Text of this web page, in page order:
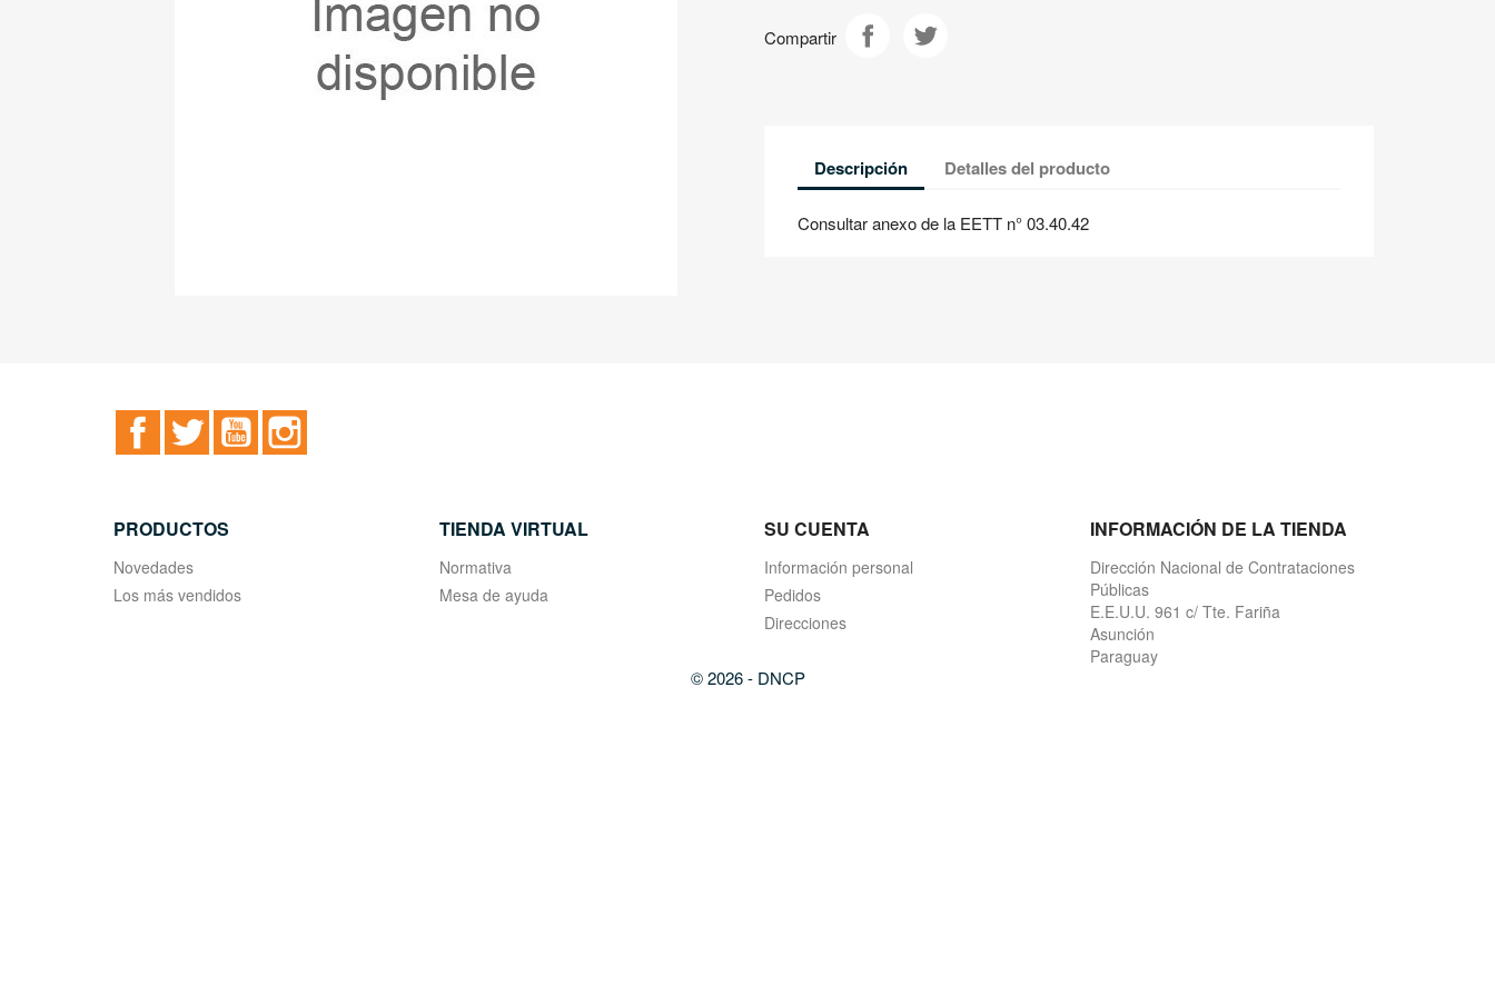
Compartir
Descripción Detalles del producto
Consultar anexo de la EETT n° 03.40.42
FacebookTwitter YouTube
PRODUCTOS
Novedades
Los más vendidos
TIENDA VIRTUAL
Normativa
Mesa de ayuda
SU CUENTA
Información personal
Pedidos
Direcciones
INFORMACIÓN DE LA TIENDA
Dirección Nacional de Contrataciones
Públicas
E.E.U.U. 961 c/ Tte. Fariña
Asunción
Paraguay
© 2026 - DNCP